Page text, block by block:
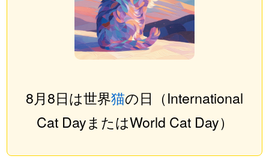
8月8日は世界猫の日（International
Cat DayまたはWorld Cat Day）